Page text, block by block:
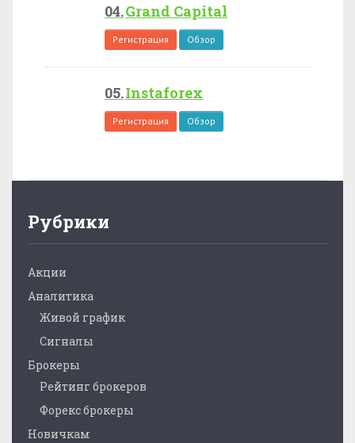
Grand Capital
Регистрация Обзор
Instaforex
Регистрация Обзор
Рубрики
Акции
Аналитика
Живой график
Сигналы
Брокеры
Рейтинг брокеров
Форекс брокеры
Новичкам